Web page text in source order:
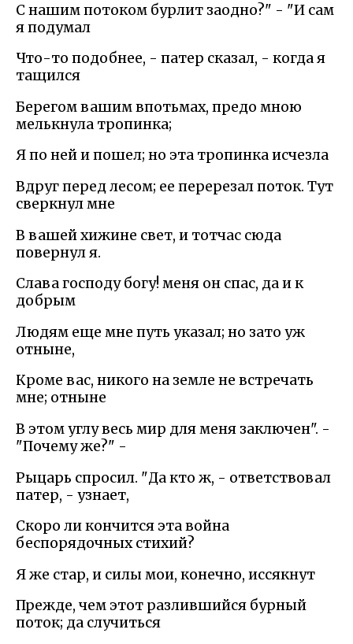
С нашим потоком бурлит заодно?" - "И сам
я подумал
Что-то подобнее, - патер сказал, - когда я
тащился
Берегом вашим впотьмах, предо мною
мелькнула тропинка;
Я по ней и пошел; но эта тропинка исчезла
Вдруг перед лесом; ее перерезал поток. Тут
сверкнул мне
В вашей хижине свет, и тотчас сюда
повернул я.
Слава господу богу! меня он спас, да и к
добрым
Людям еще мне путь указал; но зато уж
отныне,
Кроме вас, никого на земле не встречать
мне; отныне
В этом углу весь мир для меня заключен". -
"Почему же?" -
Рыцарь спросил. "Да кто ж, - ответствовал
патер, - узнает,
Скоро ли кончится эта война
беспорядочных стихий?
Я же стар, и силы мои, конечно, иссякнут
Прежде, чем этот разлившийся бурный
поток; да случиться